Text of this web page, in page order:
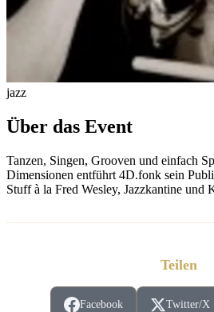
jazz
Über das Event
Tanzen, Singen, Grooven und einfach
Dimensionen entführt 4D.fonk sein
Stuff à la Fred Wesley, Jazzkantine und
Teilen
Facebook Twitter/X